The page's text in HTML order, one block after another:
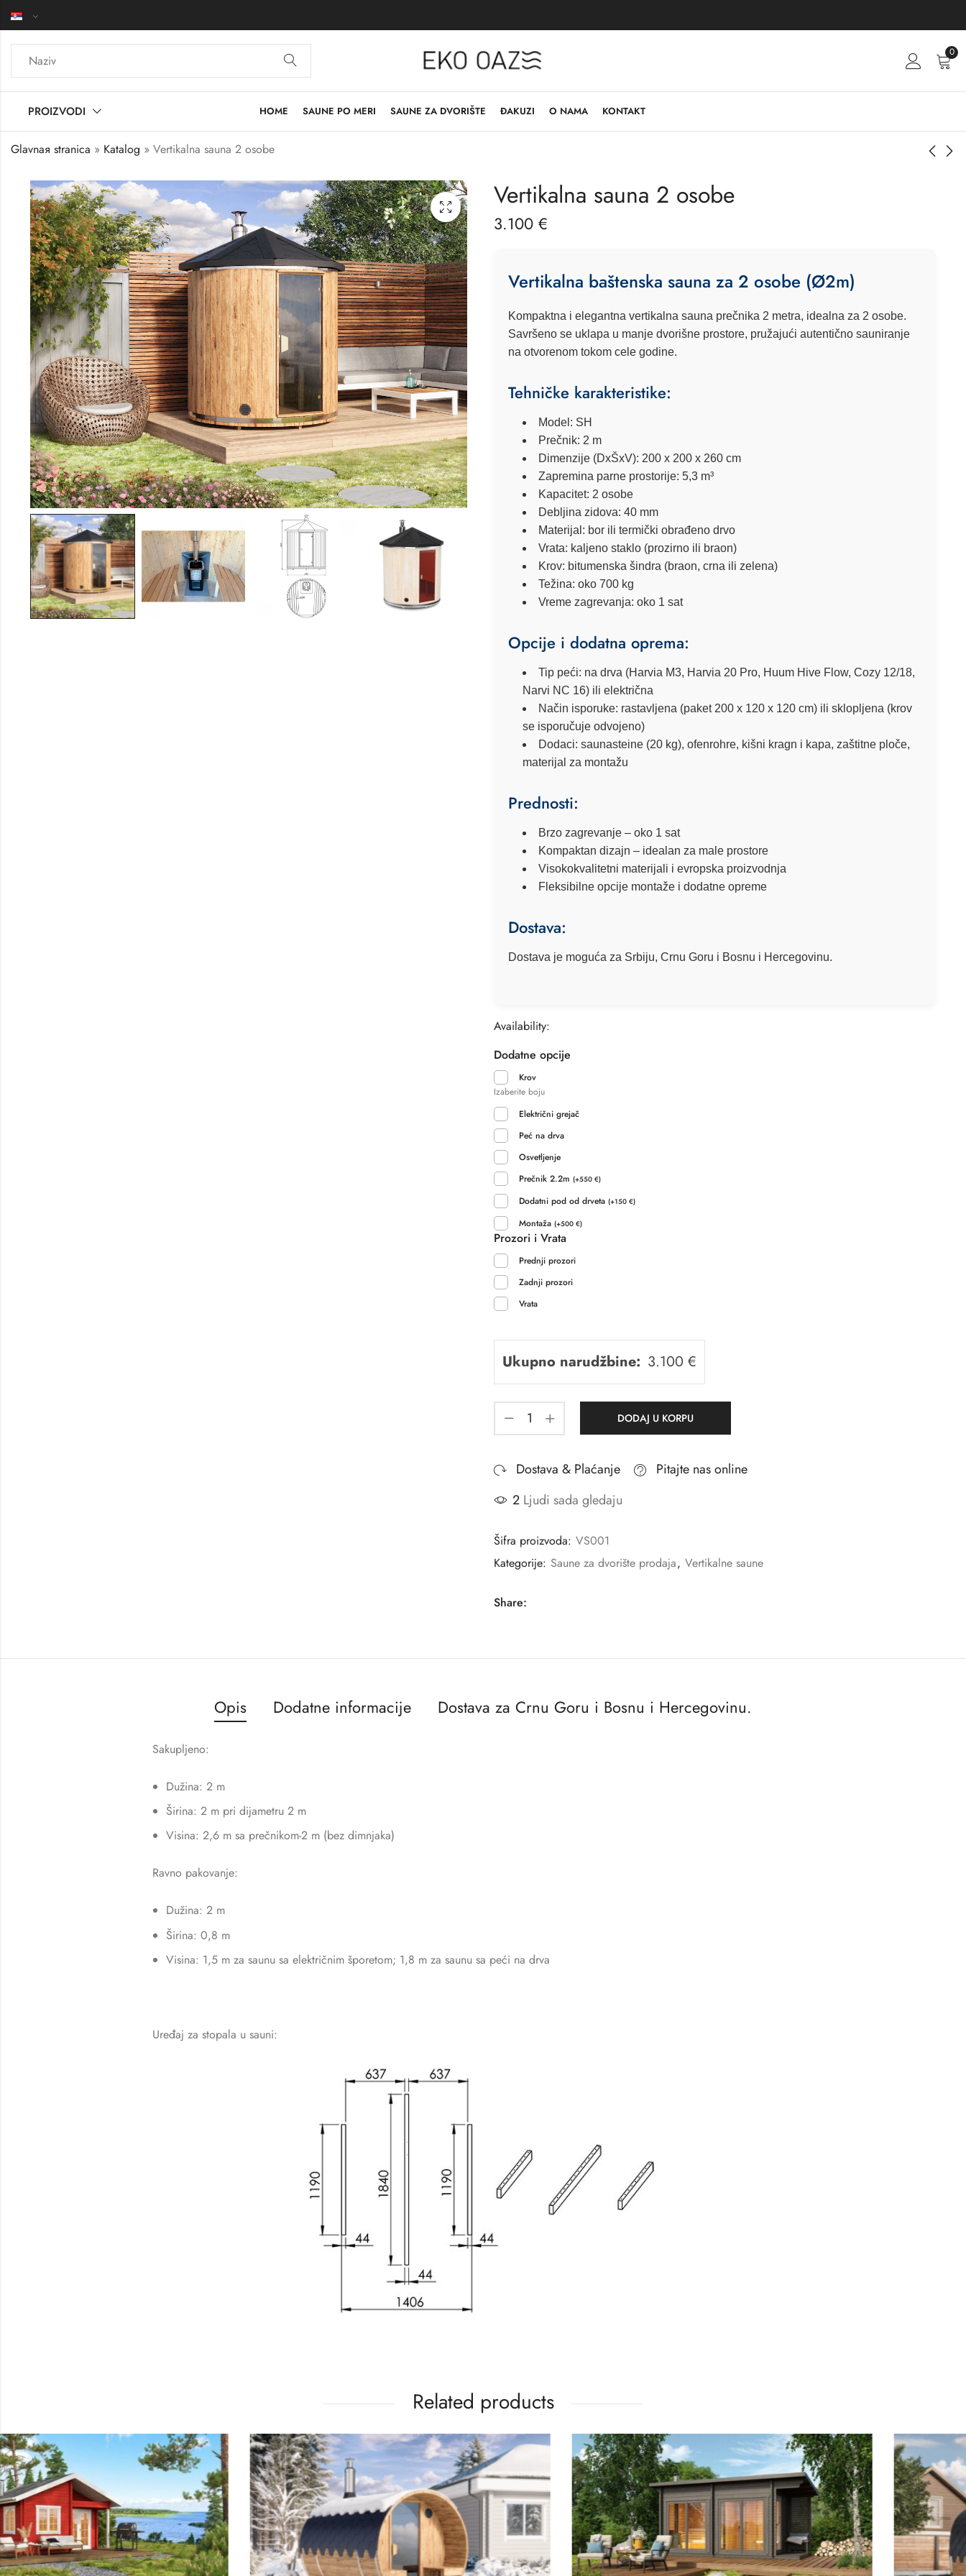
0
PROIZVODI HOME SAUNE PO MERI SAUNE ZA DVORIŠTE ĐAKUZI O NAMA KONTAKT
Glavnaя stranica » Katalog » Vertikalna sauna 2 osobe
Vertikalna sauna 2 osobe
3.100 €
Vertikalna baštenska sauna za 2 osobe (Ø2m)
Kompaktna i elegantna vertikalna sauna prečnika 2 metra, idealna za 2 osobe.
Savršeno se uklapa u manje dvorišne prostore, pružajući autentično sauniranje
na otvorenom tokom cele godine.
Tehničke karakteristike:
Model: SH
Prečnik: 2 m
Dimenzije (DxŠxV): 200 x 200 x 260 cm
Zapremina parne prostorije: 5,3 m³
Kapacitet: 2 osobe
Debljina zidova: 40 mm
Materijal: bor ili termički obrađeno drvo
Vrata: kaljeno staklo (prozirno ili braon)
Krov: bitumenska šindra (braon, crna ili zelena)
Težina: oko 700 kg
Vreme zagrevanja: oko 1 sat
Opcije i dodatna oprema:
Tip peći: na drva (Harvia M3, Harvia 20 Pro, Huum Hive Flow, Cozy 12/18,
Narvi NC 16) ili električna
Način isporuke: rastavljena (paket 200 x 120 x 120 cm) ili sklopljena (krov
se isporučuje odvojeno)
Dodaci: saunasteine (20 kg), ofenrohre, kišni kragn i kapa, zaštitne ploče,
materijal za montažu
Prednosti:
Brzo zagrevanje – oko 1 sat
Kompaktan dizajn – idealan za male prostore
Visokokvalitetni materijali i evropska proizvodnja
Fleksibilne opcije montaže i dodatne opreme
Dostava:
Dostava je moguća za Srbiju, Crnu Goru i Bosnu i Hercegovinu.
Availability:
Dodatne opcije
Krov
Izaberite boju
Električni grejač
Peć na drva
Osvetljenje
Prečnik 2.2m (+550 €)
Dodatni pod od drveta (+150 €)
Montaža (+500 €)
Prozori i Vrata
Prednji prozori
Zadnji prozori
Vrata
Ukupno narudžbine: 3.100 €
DODAJ U KORPU
Dostava & Plaćanje
Pitajte nas online
2 Ljudi sada gledaju
Šifra proizvoda: VS001
Kategorije: Saune za dvorište prodaja, Vertikalne saune
Share:
Opis Dodatne informacije Dostava za Crnu Goru i Bosnu i Hercegovinu.
Sakupljeno:
Dužina: 2 m
Širina: 2 m pri dijametru 2 m
Visina: 2,6 m sa prečnikom-2 m (bez dimnjaka)
Ravno pakovanje:
Dužina: 2 m
Širina: 0,8 m
Visina: 1,5 m za saunu sa električnim šporetom; 1,8 m za saunu sa peći na drva
Uređaj za stopala u sauni:
Related products